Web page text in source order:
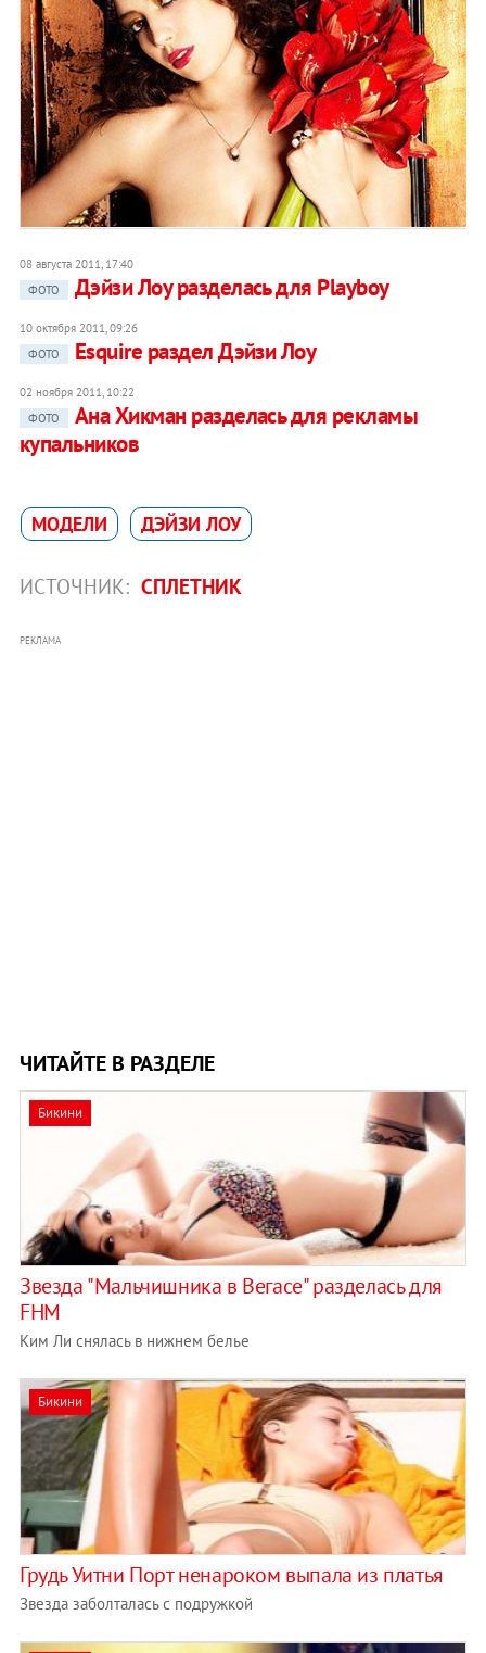
08 августа 2011, 17:40
ФОТО
Дэйзи Лоу разделась для Playboy
10 октября 2011, 09:26
ФОТО
Esquire раздел Дэйзи Лоу
02 ноября 2011, 10:22
ФОТО
Ана Хикман разделась для рекламы
купальников
МОДЕЛИ ДЭЙЗИ ЛОУ
ИСТОЧНИК: СПЛЕТНИК
РЕКЛАМА
ЧИТАЙТЕ В РАЗДЕЛЕ
Бикини
Звезда "Мальчишника в Вегасе" разделась для
FHM
Ким Ли снялась в нижнем белье
Бикини
Грудь Уитни Порт ненароком выпала из платья
Звезда заболталась с подружкой